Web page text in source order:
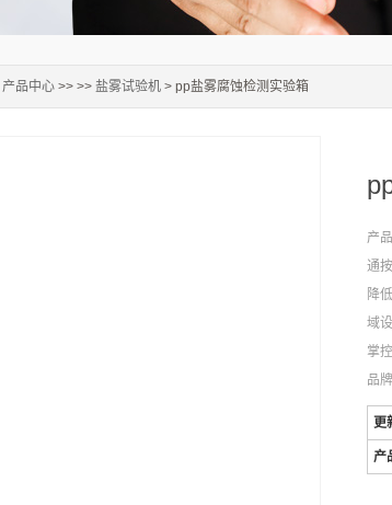
产品中心 >> >> 盐雾试验机 > pp盐雾腐蚀检测实验箱
产
通
降
域
掌
品
更
产